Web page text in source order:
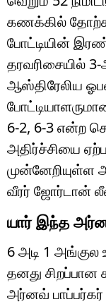
கணக்கில்
போட்டியின்
தரவரிசையில்
ஆஸ்திரேலிய
6-2, 6-3 என்ற
அதிர்ச்சியை
முன்னேறியுள்ள
வீரர் ஜோர்டான்
யார் இந்த
6 அடி 1
தனது சிறப்பான
அர்னவ் பாப்பர்கர்